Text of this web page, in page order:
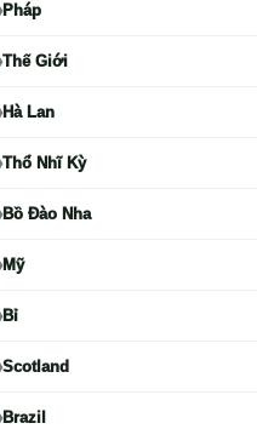
Pháp
Thế Giới
Hà Lan
Thổ Nhĩ Kỳ
Bồ Đào Nha
Mỹ
Bỉ
Scotland
Brazil